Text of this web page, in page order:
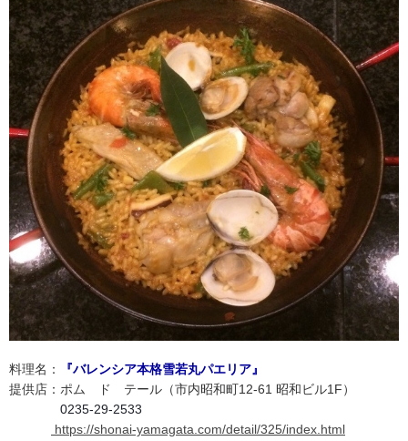
料理名：
『バレンシア本格雪若丸パエリア』
提供店：ポム ド テール（市内昭和町12-61 昭和ビル1F）
0235-29-2533
https://shonai-yamagata.com/detail/325/index.html